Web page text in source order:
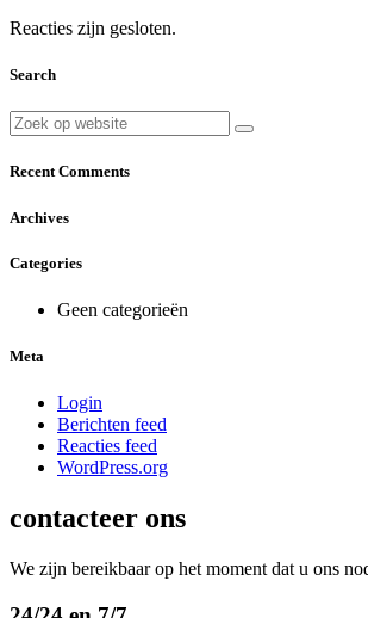
Reacties zijn gesloten.
Search
Recent Comments
Archives
Categories
Geen categorieën
Meta
Login
Berichten feed
Reacties feed
WordPress.org
contacteer ons
We zijn bereikbaar op het moment dat u ons